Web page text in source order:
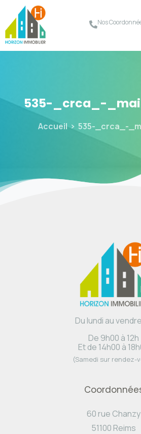
Nos
535-_crca_-
Accueil 535-_crca_-
Du lundi au
De 9h00 à 12h
Et de 14h00 à
(Samedi sur rendez-
60 rue Chanzy
51100 Reims